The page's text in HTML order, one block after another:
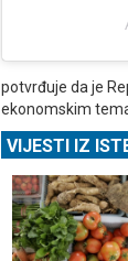
potvrđuje da je
ekonomskim
VIJESTI IZ